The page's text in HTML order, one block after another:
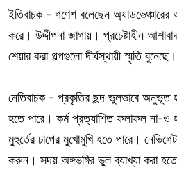
ইতিবাচক - গণেশ বলেছেন
করে। উদ্দীপনা জাগায়। প্রচেষ্টাহীন
শেয়ার করা গল্পগুলো দীর্ঘস্থায়ী স্মৃতি বুনেছে।
নেতিবাচক - প্রকৃতির ছন্দ ভুলভাবে অনুভূত
হতে পারে। কর্ম প্রত্যাশিত ফলাফল না-ও
মুহুর্তের চাপের মুখোমুখি হতে পারে।
করুন। সদয় অঙ্গভঙ্গির ভুল ব্যাখ্যা করা